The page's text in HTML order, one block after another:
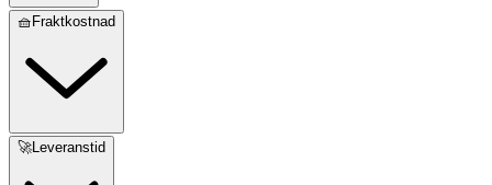
🧺Fraktkostnad
🚀Leveranstid